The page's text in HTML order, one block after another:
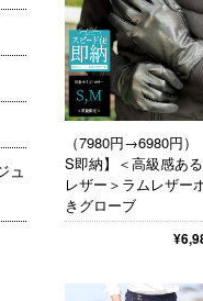
（7980円→6980円）
S即納】＜高級感あ
レザー＞ラムレザー
きグローブ
ュ